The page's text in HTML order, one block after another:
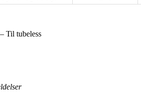
Til tubeless